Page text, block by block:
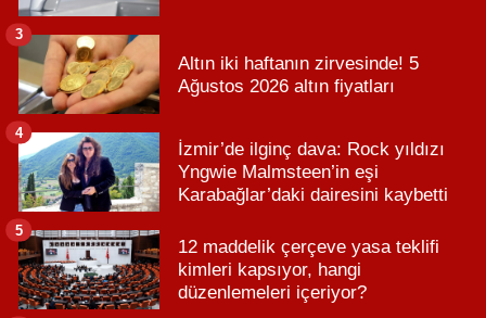
Altın iki haftanın zirvesinde! 5
Ağustos 2026 altın fiyatları
3
İzmir’de ilginç dava: Rock yıldızı
Yngwie Malmsteen’in eşi
Karabağlar’daki dairesini kaybetti
4
12 maddelik çerçeve yasa teklifi
kimleri kapsıyor, hangi
düzenlemeleri içeriyor?
5